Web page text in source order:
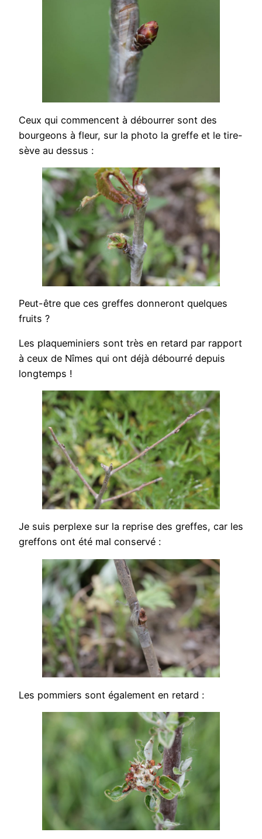
Ceux qui commencent à débourrer sont des
bourgeons à fleur, sur la photo la greffe et le tire-
sève au dessus :
Peut-être que ces greffes donneront quelques
fruits ?
Les plaqueminiers sont très en retard par rapport
à ceux de Nîmes qui ont déjà débourré depuis
longtemps !
Je suis perplexe sur la reprise des greffes, car les
greffons ont été mal conservé :
Les pommiers sont également en retard :